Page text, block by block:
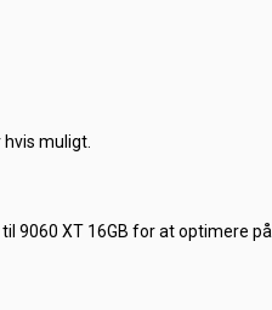
muligt.
9060 XT 16GB for at optimere på